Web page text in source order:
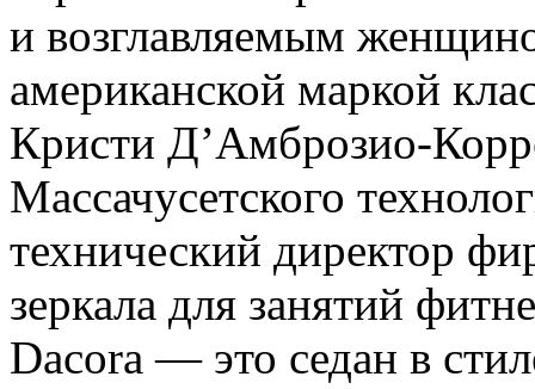
и возглавляемым
американской маркой
Кристи Д’Амброзио-
Массачусетского
технический директор
зеркала для занятий
Dacora — это седан в